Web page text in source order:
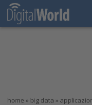
home » big data »